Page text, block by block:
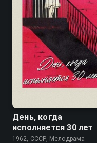
5.7
День, когда
исполняется 30 лет
1962, СССР, Мелодрама